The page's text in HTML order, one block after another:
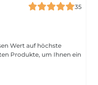
35
Produkte, um Ihnen ein